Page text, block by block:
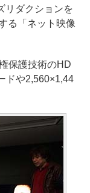
リダクションを
る「ネット映像
保護技術のHD
ドや2,560×1,44